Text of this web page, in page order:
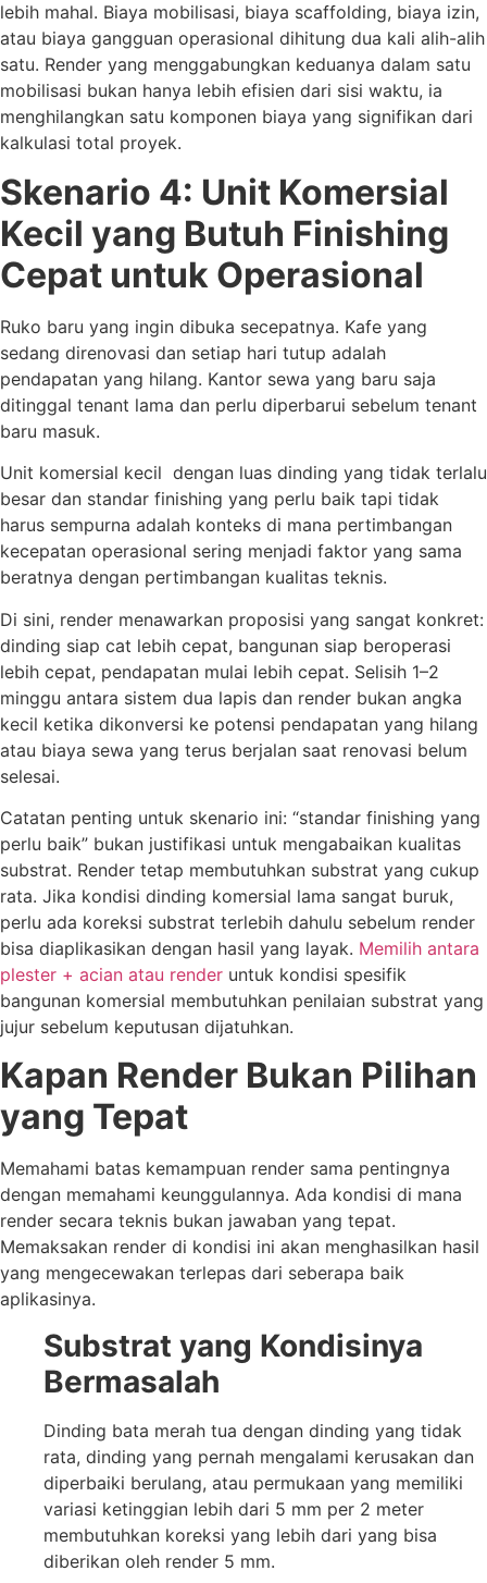
lebih mahal. Biaya mobilisasi, biaya scaffolding, biaya izin,
atau biaya gangguan operasional dihitung dua kali alih-alih
satu. Render yang menggabungkan keduanya dalam satu
mobilisasi bukan hanya lebih efisien dari sisi waktu, ia
menghilangkan satu komponen biaya yang signifikan dari
kalkulasi total proyek.
Skenario 4: Unit Komersial
Kecil yang Butuh Finishing
Cepat untuk Operasional
Ruko baru yang ingin dibuka secepatnya. Kafe yang
sedang direnovasi dan setiap hari tutup adalah
pendapatan yang hilang. Kantor sewa yang baru saja
ditinggal tenant lama dan perlu diperbarui sebelum tenant
baru masuk.
Unit komersial kecil dengan luas dinding yang tidak terlalu
besar dan standar finishing yang perlu baik tapi tidak
harus sempurna adalah konteks di mana pertimbangan
kecepatan operasional sering menjadi faktor yang sama
beratnya dengan pertimbangan kualitas teknis.
Di sini, render menawarkan proposisi yang sangat konkret:
dinding siap cat lebih cepat, bangunan siap beroperasi
lebih cepat, pendapatan mulai lebih cepat. Selisih 1–2
minggu antara sistem dua lapis dan render bukan angka
kecil ketika dikonversi ke potensi pendapatan yang hilang
atau biaya sewa yang terus berjalan saat renovasi belum
selesai.
Catatan penting untuk skenario ini: “standar finishing yang
perlu baik” bukan justifikasi untuk mengabaikan kualitas
substrat. Render tetap membutuhkan substrat yang cukup
rata. Jika kondisi dinding komersial lama sangat buruk,
perlu ada koreksi substrat terlebih dahulu sebelum render
bisa diaplikasikan dengan hasil yang layak. Memilih antara
plester + acian atau render untuk kondisi spesifik
bangunan komersial membutuhkan penilaian substrat yang
jujur sebelum keputusan dijatuhkan.
Kapan Render Bukan Pilihan
yang Tepat
Memahami batas kemampuan render sama pentingnya
dengan memahami keunggulannya. Ada kondisi di mana
render secara teknis bukan jawaban yang tepat.
Memaksakan render di kondisi ini akan menghasilkan hasil
yang mengecewakan terlepas dari seberapa baik
aplikasinya.
Substrat yang Kondisinya
Bermasalah
Dinding bata merah tua dengan dinding yang tidak
rata, dinding yang pernah mengalami kerusakan dan
diperbaiki berulang, atau permukaan yang memiliki
variasi ketinggian lebih dari 5 mm per 2 meter
membutuhkan koreksi yang lebih dari yang bisa
diberikan oleh render 5 mm.